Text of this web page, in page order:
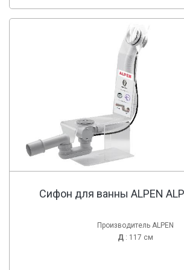
Сифон для ванны ALPEN
Производитель ALPEN
Д : 117 см